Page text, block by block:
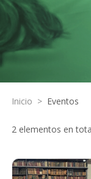
Inicio > Eventos
2 elementos en